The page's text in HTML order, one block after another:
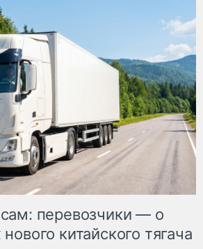
перевозчики — о
китайского тягача